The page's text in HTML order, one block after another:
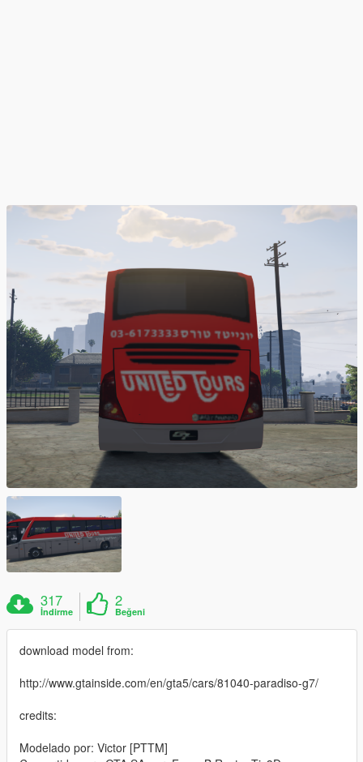
317
İndirme
2
Beğeni
download model from:
http://www.gtainside.com/en/gta5/cars/81040-paradiso-g7/
credits:
Modelado por: Victor [PTTM]